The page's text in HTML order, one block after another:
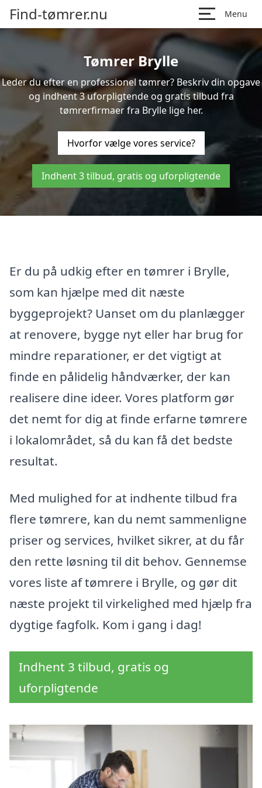
Find-tømrer.nu Menu
Tømrer Brylle
Leder du efter en professionel tømrer? Beskriv din opgave
og indhent 3 uforpligtende og gratis tilbud fra
tømrerfirmaer fra Brylle lige her.
Hvorfor vælge vores service?
Indhent 3 tilbud, gratis og uforpligtende
Er du på udkig efter en tømrer i Brylle,
som kan hjælpe med dit næste
byggeprojekt? Uanset om du planlægger
at renovere, bygge nyt eller har brug for
mindre reparationer, er det vigtigt at
finde en pålidelig håndværker, der kan
realisere dine ideer. Vores platform gør
det nemt for dig at finde erfarne tømrere
i lokalområdet, så du kan få det bedste
resultat.
Med mulighed for at indhente tilbud fra
flere tømrere, kan du nemt sammenligne
priser og services, hvilket sikrer, at du får
den rette løsning til dit behov. Gennemse
vores liste af tømrere i Brylle, og gør dit
næste projekt til virkelighed med hjælp fra
dygtige fagfolk. Kom i gang i dag!
Indhent 3 tilbud, gratis og
uforpligtende